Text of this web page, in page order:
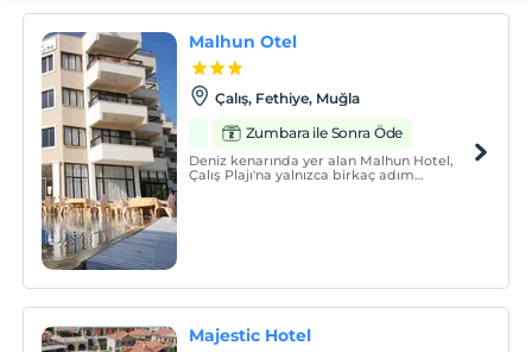
Malhun Otel
Çalış, Fethiye, Muğla
Zumbara ile Sonra Öde
Deniz kenarında yer alan Malhun Hotel,
Çalış Plajı'na yalnızca birkaç adım
Majestic Hotel